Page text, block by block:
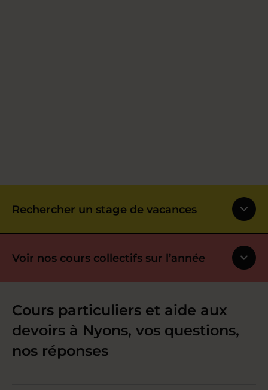
Rechercher un stage de vacances
Voir nos cours collectifs sur l’année
Cours particuliers et aide aux
devoirs à Nyons, vos questions,
nos réponses